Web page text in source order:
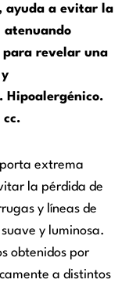
ayuda a evitar la
atenuando
para revelar una
Hipoalergénico.
cc.
extrema
la pérdida de
y líneas de
y luminosa.
obtenidos por
a distintos